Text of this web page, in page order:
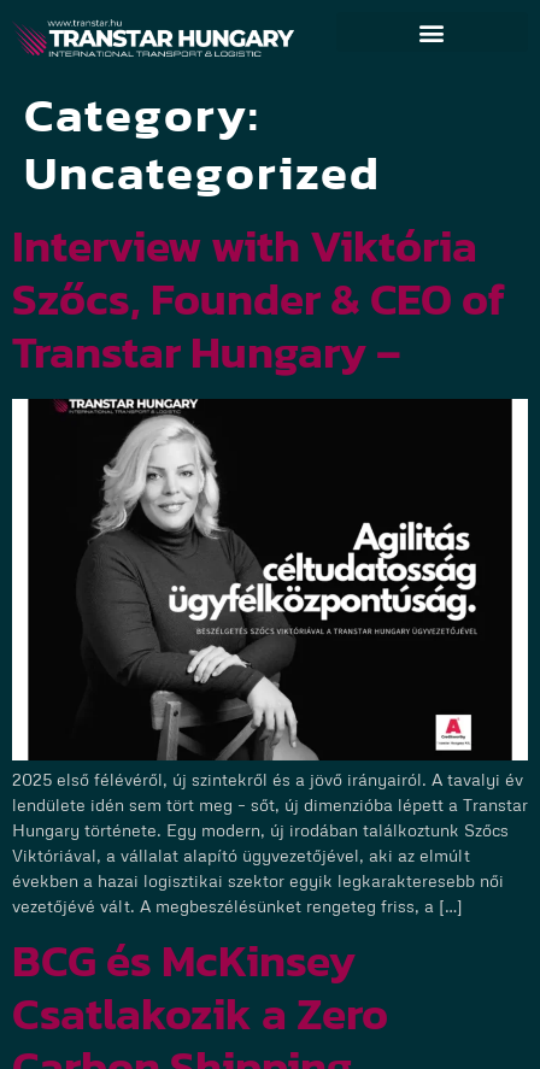
Category:
Uncategorized
Interview with Viktória
Szőcs, Founder & CEO of
Transtar Hungary –
2025 első félévéről, új szintekről és a jövő irányairól. A tavalyi év
lendülete idén sem tört meg – sőt, új dimenzióba lépett a Transtar
Hungary története. Egy modern, új irodában találkoztunk Szőcs
Viktóriával, a vállalat alapító ügyvezetőjével, aki az elmúlt
években a hazai logisztikai szektor egyik legkarakteresebb női
vezetőjévé vált. A megbeszélésünket rengeteg friss, a […]
BCG és McKinsey
Csatlakozik a Zero